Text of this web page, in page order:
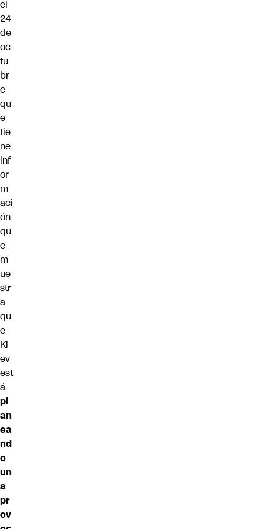
el
24
de
oc
tu
br
e
qu
e
tie
ne
inf
or
m
aci
ón
qu
e
m
ue
str
a
qu
e
Ki
ev
est
á
pl
an
ea
nd
o
un
a
pr
ov